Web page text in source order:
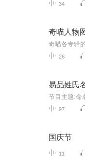
34
奇喵人物
26
易品姓氏
97
国庆节
11